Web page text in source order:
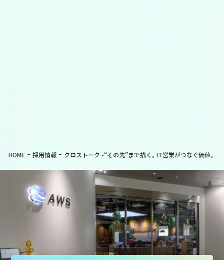
HOME 採用情報 クロストーク -“その先”まで描く。IT営業がつなぐ価値。